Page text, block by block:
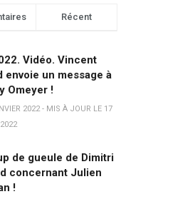
Récent
Vidéo. Vincent
envoie un message à
Omeyer !
2022 - MIS À JOUR LE 17
de gueule de Dimitri
concernant Julien
!